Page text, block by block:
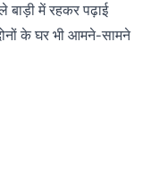
बाड़ी में रहकर पढ़ाई
के घर भी आमने-सामने